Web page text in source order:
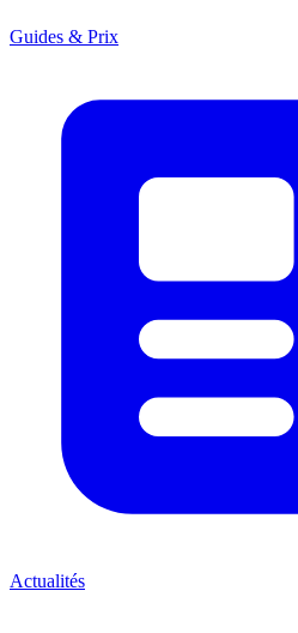
Guides & Prix
Actualités